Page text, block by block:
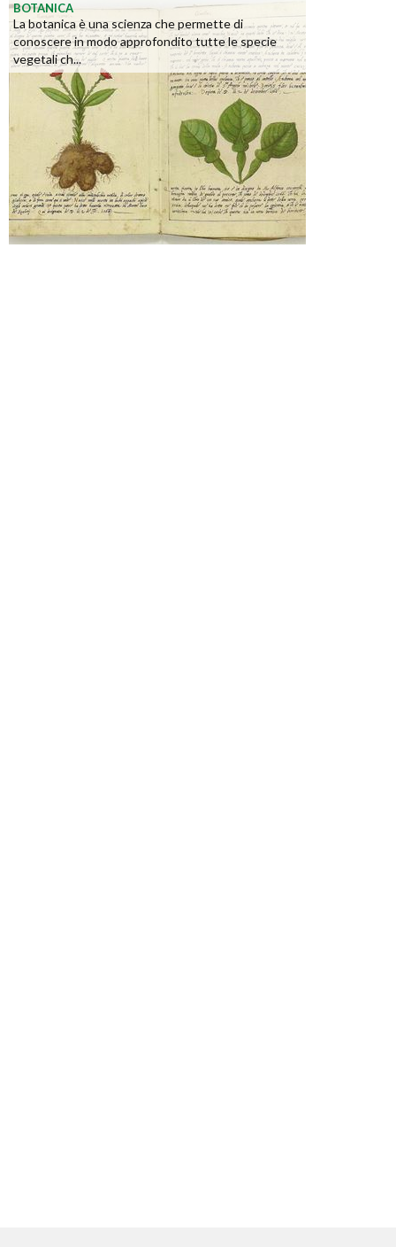
BOTANICA
La botanica è una scienza che permette di
conoscere in modo approfondito tutte le specie
vegetali ch...